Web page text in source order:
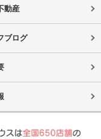
動産
ブログ